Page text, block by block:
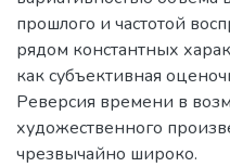
прошлого и частотой
рядом константных
как субъективная
Реверсия времени в
художественного
чрезвычайно широко.